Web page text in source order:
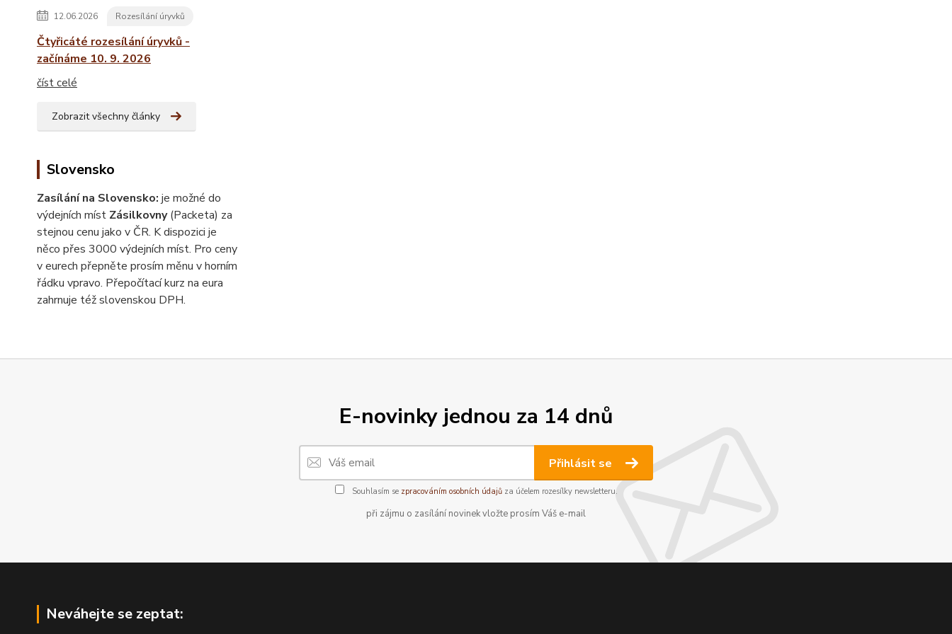
12.06.2026 Rozesílání úryvků
Čtyřicáté rozesílání úryvků -
začínáme 10. 9. 2026
číst celé
Zobrazit všechny články
Slovensko
Zasílání na Slovensko: je možné do
výdejních míst Zásilkovny(Packeta) za
stejnou cenu jako v ČR. K dispozici je
něco přes 3000 výdejních míst. Pro ceny
v eurech přepněte prosím měnu v horním
řádku vpravo. Přepočítací kurz na eura
zahrnuje též slovenskou DPH.
E-novinky jednou za 14 dnů
Přihlásit se
Souhlasím se zpracováním osobních údajůza účelem rozesílky newsletteru.
při zájmu o zasílání novinek vložte prosím Váš e-mail
Neváhejte se zeptat: